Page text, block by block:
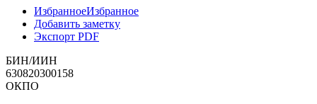
ИзбранноеИзбранное
Добавить заметку
Экспорт PDF
БИН/ИИН
630820300158
ОКПО